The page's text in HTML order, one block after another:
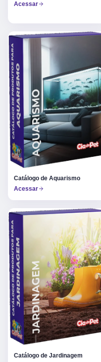
Acessar
Catálogo de Aquarismo
Acessar
Catálogo de Jardinagem